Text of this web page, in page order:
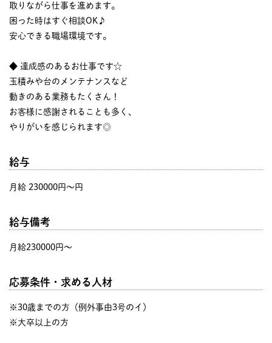
取りながら仕事を進めます。
困った時はすぐ相談OK♪
安心できる職場環境です。
◆ 達成感のあるお仕事です☆
玉積みや台のメンテナンスなど
動きのある業務もたくさん！
お客様に感謝されることも多く、
やりがいを感じられます◎
給与
月給 230000円〜円
給与備考
月給230000円～
応募条件・求める人材
※30歳までの方（例外事由3号のイ）
※大卒以上の方